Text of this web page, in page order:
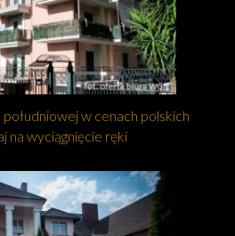
w cenach polskich
na wyciągnięcie ręki